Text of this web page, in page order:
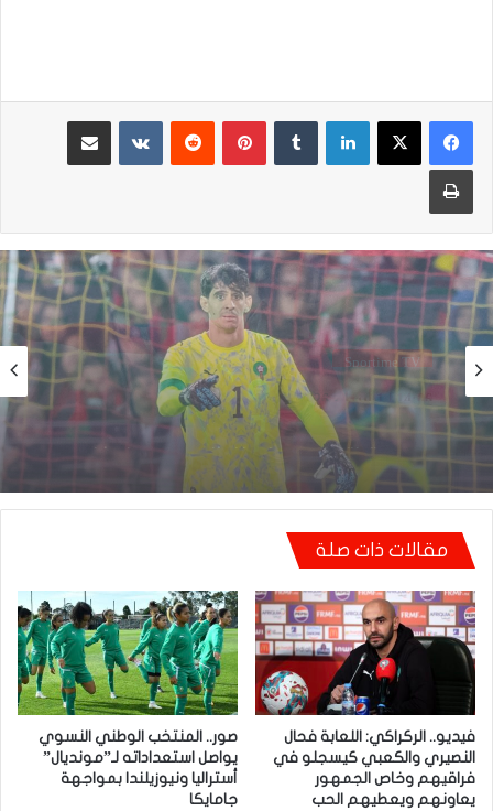
لينكدإن بينتيريست
مشاركة عبر البريد
طباعة
Sportime TV
14:05 | 1 أبريل، 2026
فيديو.. بونو: اللاعبين تعاملو مزيان مع المباراة وخا
مكانتش ساهلة وحنا كنحاولوا نركزوا باش نعاونوا
المنتخب
مقالات ذات صلة
فيديو.. الركراكي: اللعابة فحال
النصيري والكعبي كيسجلو في
فراقيهم وخاص الجمهور
يعاونهم ويعطيهم الحب
صور.. المنتخب الوطني النسوي
يواصل استعداداته لـ”مونديال”
أستراليا ونيوزيلندا بمواجهة
جامايكا